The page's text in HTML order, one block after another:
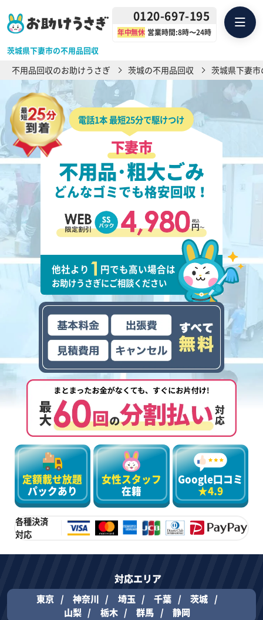
茨城県下妻市の不用品回収
0120-697-195
年中無休 営業時間:8時〜24時
不用品回収のお助けうさぎ 茨城の不用品回収 茨城県下妻
電話1本 最短25分で駆けつけ
下妻市
不用品･粗大ごみ
どんなゴミでも格安回収！
他社より 円でも高い場合は
お助けうさぎにご相談ください
定額載せ放題
パックあり
女性スタッフ
在籍
Google口コミ
★4.9
各種決済
対応
対応エリア
東京 神奈川 埼玉 千葉
茨城
山梨
栃木 群馬 静岡